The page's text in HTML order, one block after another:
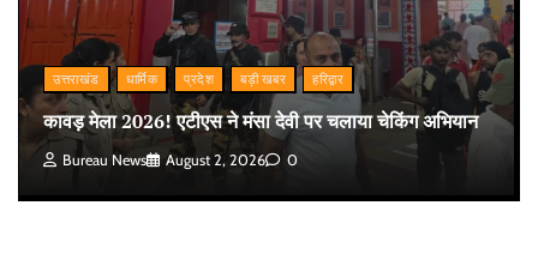
उत्तराखंड धार्मिक प्रदेश बड़ी खबर हरिद्वार
कावड़ मेला 2026! एटीएस ने मंसा देवी पर चलाया चेकिंग अभियान
Bureau News August 2, 2026 0